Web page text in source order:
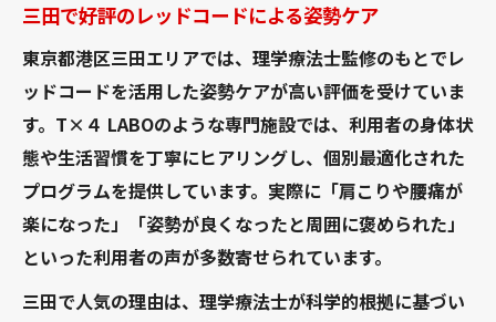
三田で好評のレッドコードによる姿勢ケア
東京都港区三田エリアでは、理学療法士監修のもとでレ
ッドコードを活用した姿勢ケアが高い評価を受けていま
す。T×４ LABOのような専門施設では、利用者の身体状
態や生活習慣を丁寧にヒアリングし、個別最適化された
プログラムを提供しています。実際に「肩こりや腰痛が
楽になった」「姿勢が良くなったと周囲に褒められた」
といった利用者の声が多数寄せられています。
三田で人気の理由は、理学療法士が科学的根拠に基づい